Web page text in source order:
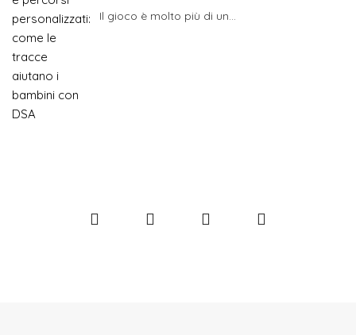
Il gioco è molto più di un...